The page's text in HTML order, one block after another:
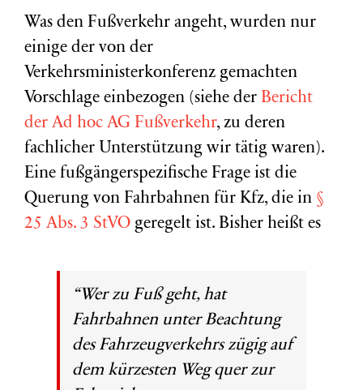
Was den Fußverkehr angeht, wurden nur
einige der von der
Verkehrsministerkonferenz gemachten
Vorschlage einbezogen (siehe der Bericht
der Ad hoc AG Fußverkehr, zu deren
fachlicher Unterstützung wir tätig waren).
Eine fußgängerspezifische Frage ist die
Querung von Fahrbahnen für Kfz, die in §
25 Abs. 3 StVO geregelt ist. Bisher heißt es
“Wer zu Fuß geht, hat
Fahrbahnen unter Beachtung
des Fahrzeugverkehrs zügig auf
dem kürzesten Weg quer zur